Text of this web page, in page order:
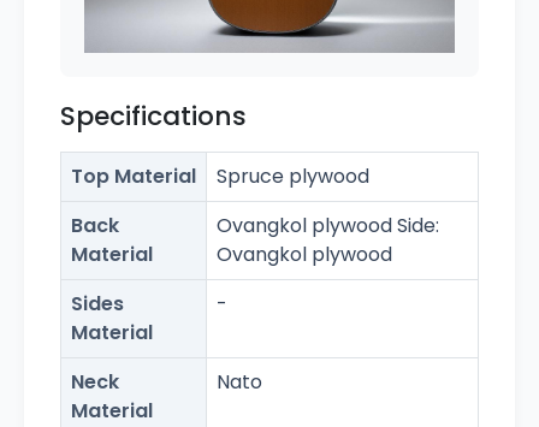
Specifications
Top Material
Spruce plywood
Back
Material
Ovangkol plywood Side:
Ovangkol plywood
Sides
Material
-
Neck
Material
Nato